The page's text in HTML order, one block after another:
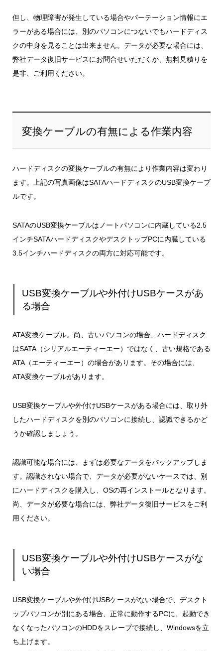
但し、物理障害が発生している場合やパーテーション情報にエ
ラーがある場合には、別のパソコンにつないでもハードディス
クの中身を見ることは出来ません。データが必要な場合には、
弊社データ復旧サービスにお問合せいただくか、無料見積りを
是非、ご利用ください。
変換ケーブルの有無による作業内容
ハードディスクの変換ケーブルの有無により作業内容は変わり
ます。上記の写真画像はSATAハードディスクのUSB変換ケーブ
ルです。
SATAのUSB変換ケーブルはノートパソコンに内蔵している2.5
インチSATAハードディスクやデスクトップPCに内臓している
3.5インチハードディスクの両方に対応可能です。
USB変換ケーブルや外付けUSBケースがあ
る場合
ATA変換ケーブル。尚、古いパソコンの場合、ハードディスク
はSATA（シリアルエーティーエー）ではなく、古い規格である
ATA（エーティーエー）の場合があります。その場合には、
ATA変換ケーブルがあります。
USB変換ケーブルや外付けUSBケースがある場合には、取り外
したハードディスクを別のパソコンに接続し、認識できるかど
うか確認しましょう。
認識可能な場合には、まずは必要なデータをバックアップしま
す。認識されない場合で、データが必要がないケースでは、別
にハードディスクを購入し、OSの再インストールとなります。
尚、データが必要な場合には、弊社データ復旧サービスをご利
用ください。
USB変換ケーブルや外付けUSBケースがな
い場合
USB変換ケーブルや外付けUSBケースがない場合で、デスクト
ップパソコンが別にある場合、正常に動作するPCに、起動でき
なくなったパソコンのHDDをスレーブで接続し、Windowsを立
ち上げます。